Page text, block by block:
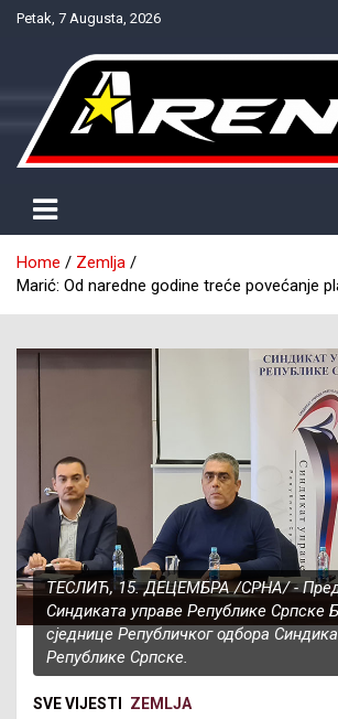
SkipPetak, 7 Augusta, 2026
NTV Arena
Home
Zemlja
Marić: Od naredne godine treće povećanje
ТЕСЛИЋ, 15. ДЕЦЕМБРА /СРНА/ -
Синдиката управе Републике Српске
сједнице Републичког одбора
Републике Српске.
SVE VIJESTI ZEMLJA